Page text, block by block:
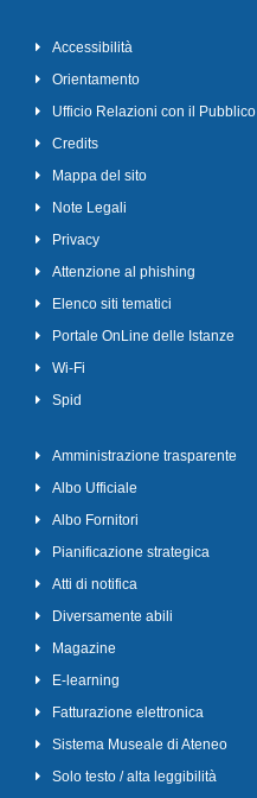
Accessibilità
Orientamento
Ufficio Relazioni con il Pubblico
Credits
Mappa del sito
Note Legali
Privacy
Attenzione al phishing
Elenco siti tematici
Portale OnLine delle Istanze
Wi-Fi
Spid
Amministrazione trasparente
Albo Ufficiale
Albo Fornitori
Pianificazione strategica
Atti di notifica
Diversamente abili
Magazine
E-learning
Fatturazione elettronica
Sistema Museale di Ateneo
Solo testo / alta leggibilità